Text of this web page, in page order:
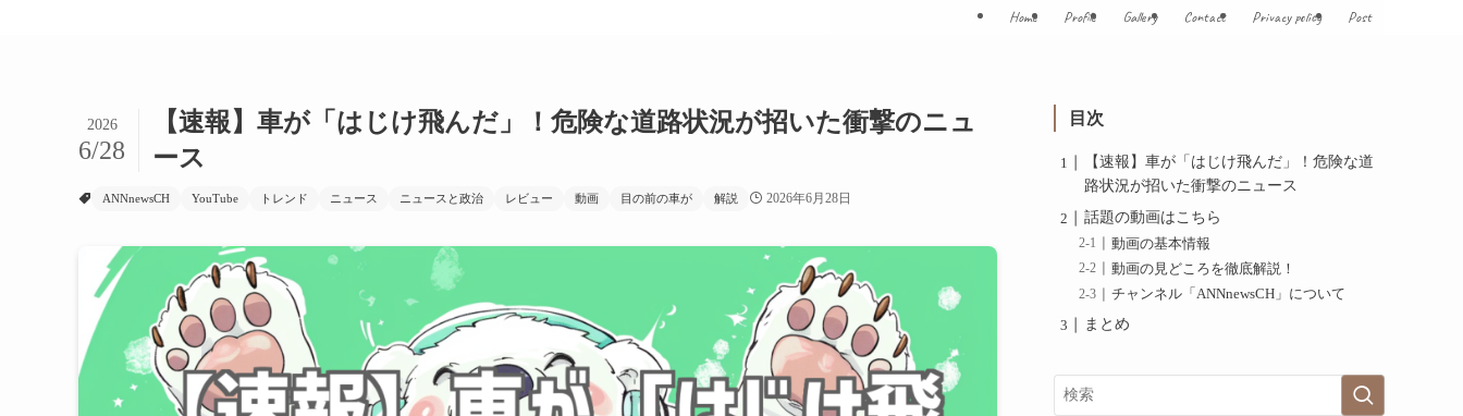
Home Profile Gallery Contact Privacy policy Post
【速報】車が「はじけ飛んだ」！危険な道路状況が招いた衝撃のニュ
ース
2026
6/28
ANNnewsCH YouTube トレンド ニュース ニュースと政治 レビュー 動画 目の前の車が 解説 2026年6月28日
目次
【速報】車が「はじけ飛んだ」！危険な道
路状況が招いた衝撃のニュース
話題の動画はこちら
動画の基本情報
動画の見どころを徹底解説！
チャンネル「ANNnewsCH」について
まとめ